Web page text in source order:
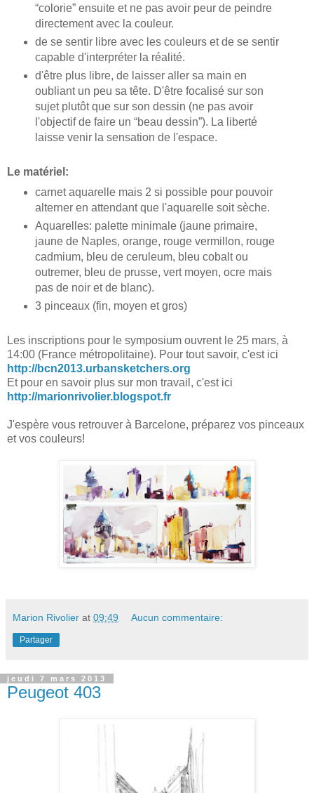
“colorie” ensuite et ne pas avoir peur de peindre
directement avec la couleur.
de se sentir libre avec les couleurs et de se sentir
capable d'interpréter la réalité.
d'être plus libre, de laisser aller sa main en
oubliant un peu sa tête. D'être focalisé sur son
sujet plutôt que sur son dessin (ne pas avoir
l'objectif de faire un “beau dessin”). La liberté
laisse venir la sensation de l'espace.
Le matériel:
carnet aquarelle mais 2 si possible pour pouvoir
alterner en attendant que l'aquarelle soit sèche.
Aquarelles: palette minimale (jaune primaire,
jaune de Naples, orange, rouge vermillon, rouge
cadmium, bleu de ceruleum, bleu cobalt ou
outremer, bleu de prusse, vert moyen, ocre mais
pas de noir et de blanc).
3 pinceaux (fin, moyen et gros)
Les inscriptions pour le symposium ouvrent le 25 mars, à
14:00 (France métropolitaine). Pour tout savoir, c'est ici
http://bcn2013.urbansketchers.org
Et pour en savoir plus sur mon travail, c'est ici
http://marionrivolier.blogspot.fr
J'espère vous retrouver à Barcelone, préparez vos pinceaux
et vos couleurs!
Marion Rivolier at 09:49 Aucun commentaire:
Partager
jeudi 7 mars 2013
Peugeot 403